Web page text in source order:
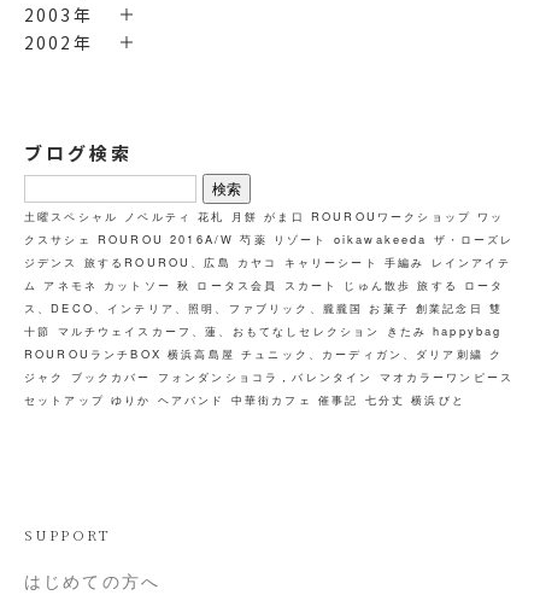
2003年
2002年
ブログ検索
検
索:
土曜スペシャル ノベルティ 花札 月餅 がま口 ROUROUワークショップ ワッ
クスサシェ
ROUROU 2016A/W 芍薬 リゾート oikawakeeda ザ・ローズレ
ジデンス
旅するROUROU、広島 カヤコ キャリーシート 手編み
レインアイテ
ム
アネモネ カットソー 秋 ロータス会員 スカート じゅん散歩 旅する
ロータ
ス、DECO、インテリア、照明、ファブリック、朧朧国
お菓子 創業記念日 雙
十節 マルチウェイスカーフ、蓮、おもてなしセレクション きたみ happybag
ROUROUランチBOX 横浜高島屋 チュニック、カーディガン、ダリア刺繍 ク
ジャク
ブックカバー フォンダンショコラ，バレンタイン
マオカラーワンピース
セットアップ ゆりか ヘアバンド 中華街カフェ 催事記 七分丈 横浜びと
SUPPORT
はじめての方へ